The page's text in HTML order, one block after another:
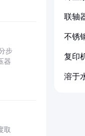
步
器
取
联轴
不锈
复印
溶于